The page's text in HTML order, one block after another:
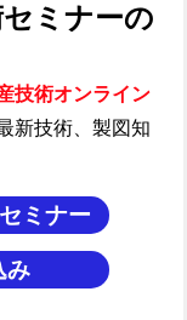
ミナーの
技術オンライン
新技術、製図知
ミナー
み